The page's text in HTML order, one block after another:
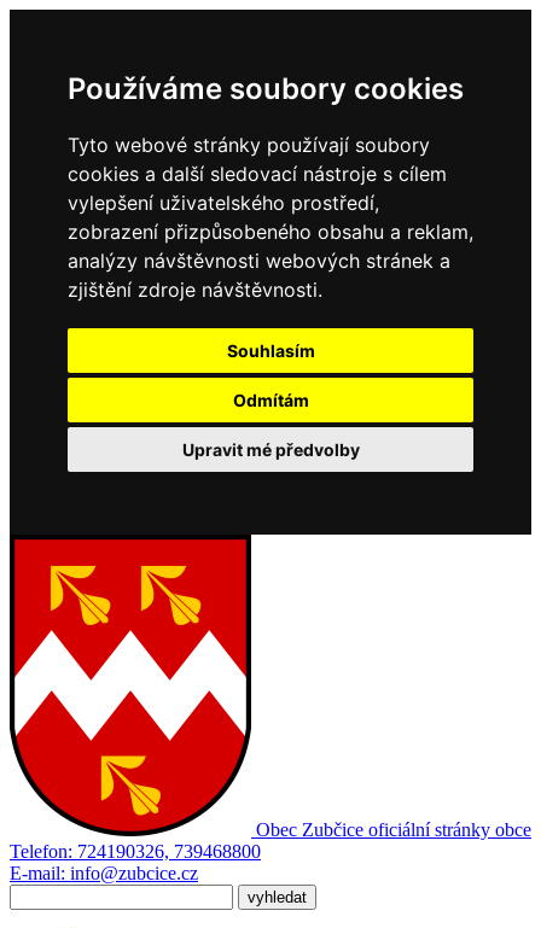
Používáme soubory cookies
Tyto webové stránky používají soubory
cookies a další sledovací nástroje s cílem
vylepšení uživatelského prostředí,
zobrazení přizpůsobeného obsahu a reklam,
analýzy návštěvnosti webových stránek a
zjištění zdroje návštěvnosti.
Souhlasím
Odmítám
Upravit mé předvolby
Obec Zubčice oficiální stránky obce
Telefon: 724190326, 739468800
E-mail: info@zubcice.cz